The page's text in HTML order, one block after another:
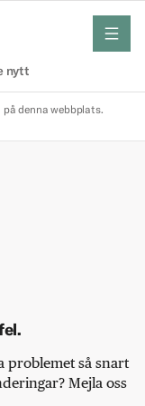
nytt
meny
denna webbplats.
problemet så snart
Mejla oss